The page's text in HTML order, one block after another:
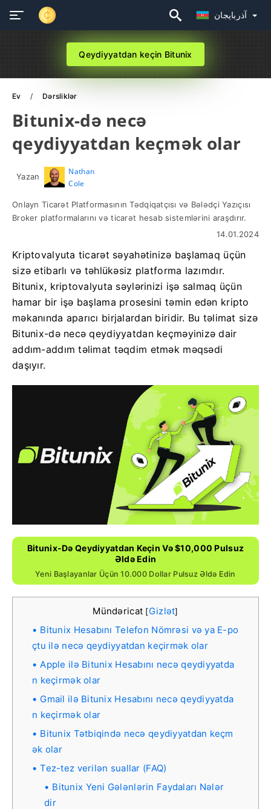
Qeydiyyatdan keçin Bitunix
Ev Dərsliklər
Bitunix-də necə
qeydiyyatdan keçmək olar
Yazan
Nathan
Cole
Onlayn Ticarət Platformasının Tədqiqatçısı və Bələdçi Yazıçısı
Broker platformalarını və ticarət hesab sistemlərini araşdırır.
14.01.2024
Kriptovalyuta ticarət səyahətinizə başlamaq üçün
sizə etibarlı və təhlükəsiz platforma lazımdır.
Bitunix, kriptovalyuta səylərinizi işə salmaq üçün
hamar bir işə başlama prosesini təmin edən kripto
məkanında aparıcı birjalardan biridir. Bu təlimat sizə
Bitunix-də necə qeydiyyatdan keçməyinizə dair
addım-addım təlimat təqdim etmək məqsədi
daşıyır.
Bitunix-Də Qeydiyyatdan Keçin Və $10,000 Pulsuz
Əldə Edin
Yeni Başlayanlar Üçün 10.000 Dollar Pulsuz Əldə Edin
Mündəricat [Gizlət]
Bitunix Hesabını Telefon Nömrəsi və ya E-po
çtu ilə necə qeydiyyatdan keçirmək olar
Apple ilə Bitunix Hesabını necə qeydiyyatda
n keçirmək olar
Gmail ilə Bitunix Hesabını necə qeydiyyatda
n keçirmək olar
Bitunix Tətbiqində necə qeydiyyatdan keçm
ək olar
Tez-tez verilən suallar (FAQ)
Bitunix Yeni Gələnlərin Faydaları Nələr
dir